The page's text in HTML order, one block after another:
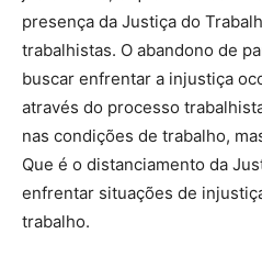
presença da Justiça do
trabalhistas. O abandono de
buscar enfrentar a injustiça
através do processo
nas condições de trabalho,
Que é o distanciamento da
enfrentar situações de
trabalho.